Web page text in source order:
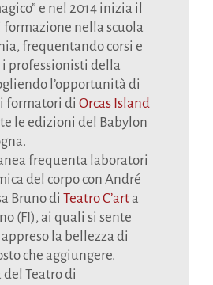
e nel 2014 inizia il
nella scuola
frequentando corsi e
i professionisti della
l’opportunità di
formatori di Orcas Island
le edizioni del Babylon
frequenta laboratori
del corpo con André
Bruno di Teatro C’arta
(FI), ai quali si sente
la bellezza di
che aggiungere.
del Teatro di